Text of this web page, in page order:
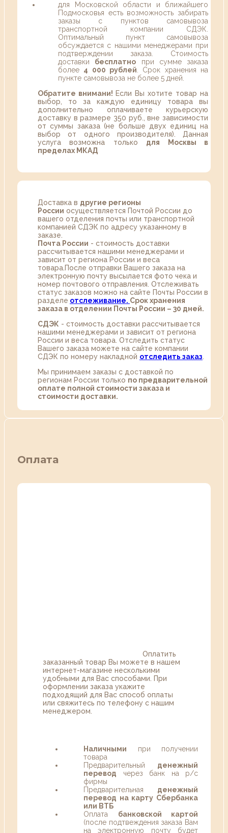
для Московской области и ближайшего
Подмосковья есть возможность забирать
заказы с пунктов самовывоза
транспортной компании СДЭК.
Оптимальный пункт самовывоза
обсуждается с нашими менеджерами при
подтверждении заказа. Стоимость
доставки бесплатно при сумме заказа
более 4 000 рублей . Срок хранения на
пункте самовывоза не более 5 дней.
Обратите внимани! Если Вы хотите товар на
выбор, то за каждую единицу товара вы
дополнительно оплачиваете курьерскую
доставку в размере 350 руб., вне зависимости
от суммы заказа (не больше двух единиц на
выбор от одного производителя). Данная
услуга возможна только для Москвы в
пределах МКАД
Доставка в другие регионы
России осуществляется Почтой России до
вашего отделения почты или транспортной
компанией СДЭК по адресу указанному в
заказе.
Почта России - стоимость доставки
рассчитывается нашими менеджерами и
зависит от региона России и веса
товара.После отправки Вашего заказа на
электронную почту высылается фото чека и
номер почтового отправления. Отслеживать
статус заказов можно на сайте Почты России в
разделе oтслеживание. Срок хранения
заказа в отделении Почты России – 30 дней.
СДЭК - стоимость доставки рассчитывается
нашими менеджерами и зависит от региона
России и веса товара. Отследить статус
Вашего заказа можете на сайте компании
СДЭК по номеру накладной отследить заказ
Мы принимаем заказы с доставкой по
регионам России только по предварительной
оплате полной стоимости заказа и
стоимости доставки.
Оплата
Оплатить
заказанный товар Вы можете в нашем
интернет-магазине несколькими
удобными для Вас способами. При
оформлении заказа укажите
подходящий для Вас способ оплаты
или свяжитесь по телефону с нашим
менеджером.
Наличными при получении
товара
Предварительный денежный
перевод через банк на р/с
фирмы
Предварительная денежный
перевод на карту Сбербанка
или ВТБ
Оплата банковской картой
(после подтвеждения заказа Вам
на электронную почту будет